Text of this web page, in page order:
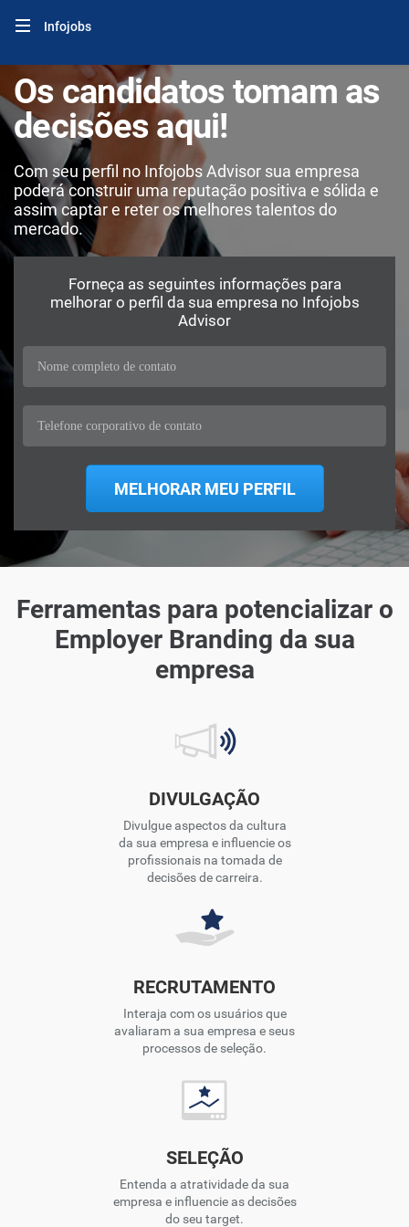
Infojobs
Os candidatos tomam as
decisões aqui!
Com seu perfil no Infojobs Advisor sua empresa
poderá construir uma reputação positiva e sólida e
assim captar e reter os melhores talentos do
mercado.
Forneça as seguintes informações para
melhorar o perfil da sua empresa no Infojobs
Advisor
Ferramentas para potencializar o
Employer Branding da sua
empresa
DIVULGAÇÃO
Divulgue aspectos da cultura
da sua empresa e influencie os
profissionais na tomada de
decisões de carreira.
RECRUTAMENTO
Interaja com os usuários que
avaliaram a sua empresa e seus
processos de seleção.
SELEÇÃO
Entenda a atratividade da sua
empresa e influencie as decisões
do seu target.